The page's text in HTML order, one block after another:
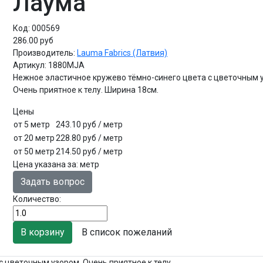
Код:000569
286.00 руб
Производитель:Lauma Fabrics (Латвия)
Артикул: 1880MJA
Нежное эластичное кружево тёмно-синего цвета с цветочным
Очень приятное к телу. Ширина 18см.
Цены
от 5 метр
243.10 руб/ метр
от 20 метр 228.80 руб/ метр
от 50 метр 214.50 руб/ метр
Цена указана за:метр
Задать вопрос
Количество:
В список пожеланий